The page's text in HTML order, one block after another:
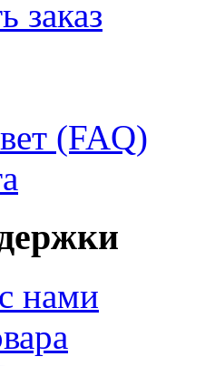
заказ
(FAQ)
нами